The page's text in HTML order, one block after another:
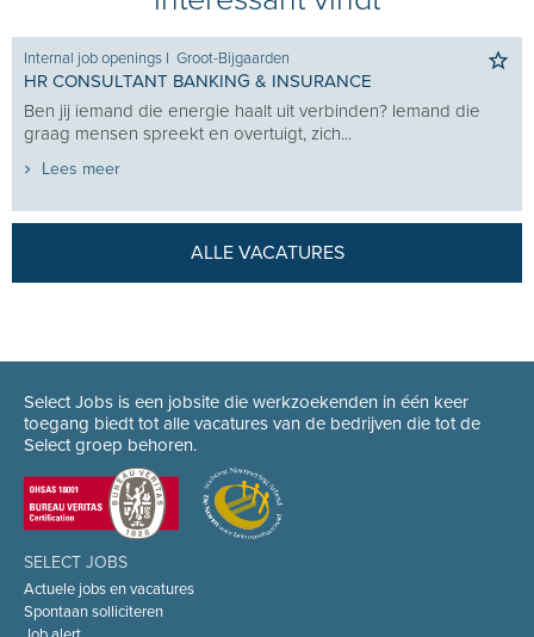
Internal job openings I Groot-Bijgaarden
HR CONSULTANT BANKING & INSURANCE
Ben jij iemand die energie haalt uit verbinden? Iemand die
graag mensen spreekt en overtuigt, zich...
Lees meer
ALLE VACATURES
Select Jobs is een jobsite die werkzoekenden in één keer
toegang biedt tot alle vacatures van de bedrijven die tot de
Select groep behoren.
SELECT JOBS
Actuele jobs en vacatures
Spontaan solliciteren